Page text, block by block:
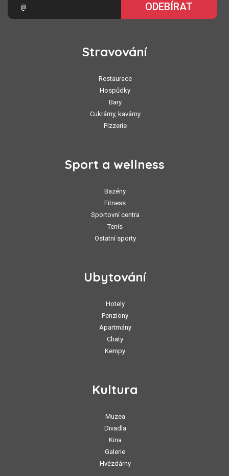
ODEBÍRAT
Stravování
Restaurace
Hospůdky
Bary
Cukrárny, kavárny
Pizzerie
Sport a wellness
Bazény
Fitness
Sportovní centra
Tenis
Ostatní sporty
Ubytování
Hotely
Penziony
Apartmány
Chaty
Kempy
Kultura
Muzea
Divadla
Kina
Galerie
Hvězdárny